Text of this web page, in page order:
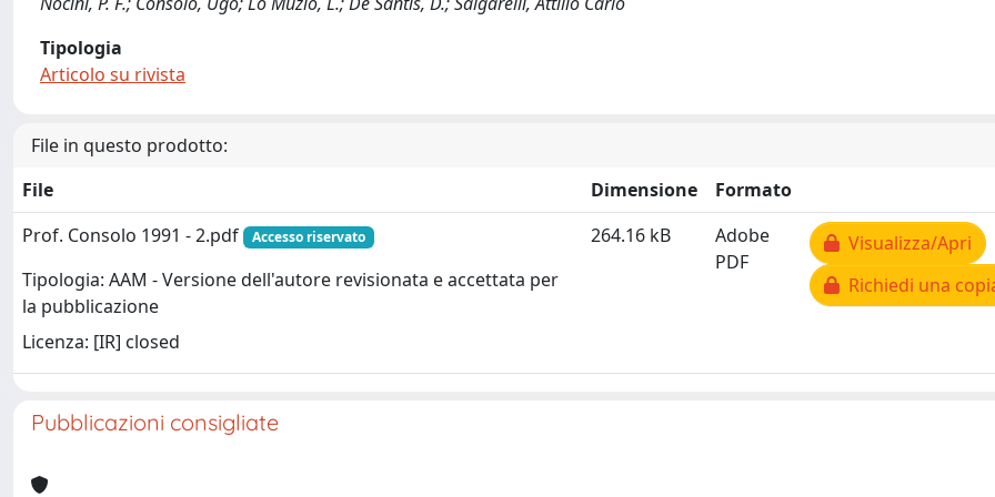
Tipologia
Articolo su rivista
File in questo prodotto:
File
Dimensione
Formato
Prof. Consolo 1991 - 2.pdf
Accesso riservato
Tipologia: AAM - Versione dell'autore revisionata e accettata per
la pubblicazione
Licenza: [IR] closed
264.16 kB
Adobe
PDF
Visualizza/Apri
Richiedi una
Pubblicazioni consigliate